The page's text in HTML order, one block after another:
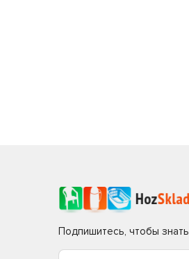
Подпишитесь, чтобы